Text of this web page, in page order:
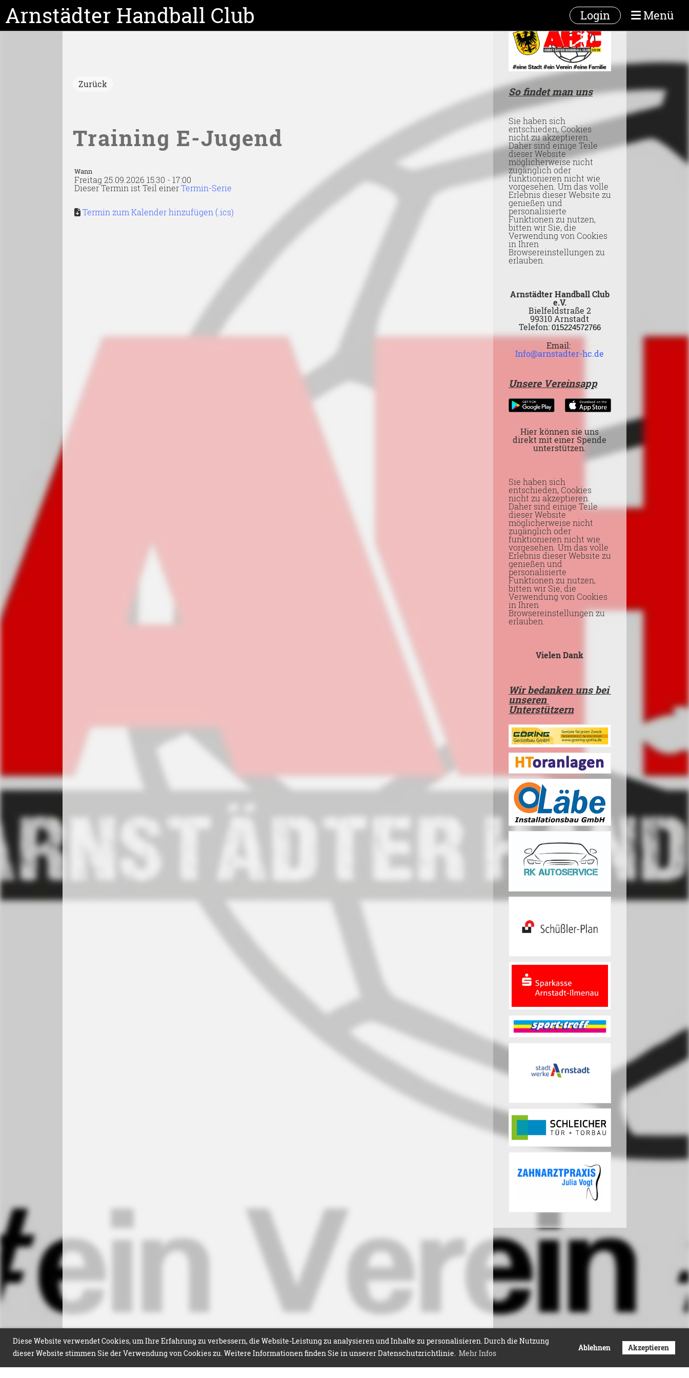
Diese Website verwendet Cookies, um Ihre Erfahrung zu verbessern, die Website-Leistung zu analysieren und Inhalte zu personalisieren. Durch die Nutzung
dieser Website stimmen Sie der Verwendung von Cookies zu. Weitere Informationen finden Sie in unserer Datenschutzrichtlinie. Mehr Infos
Ablehnen Akzeptieren
Arnstädter Handball Club Login Menü
Zurück
Training E-Jugend
Wann
Freitag 25.09.2026 15:30 - 17:00
Dieser Termin ist Teil einerTermin-Serie
Termin zum Kalender hinzufügen (.ics)
So findet man uns
Sie haben sich
entschieden, Cookies
nicht zu akzeptieren.
Daher sind einige Teile
dieser Website
möglicherweise nicht
zugänglich oder
funktionieren nicht wie
vorgesehen. Um das volle
Erlebnis dieser Website zu
genießen und
personalisierte
Funktionen zu nutzen,
bitten wir Sie, die
Verwendung von Cookies
in Ihren
Browsereinstellungen zu
erlauben.
Arnstädter Handball Club
e.V.
Bielfeldstraße 2
99310 Arnstadt
Telefon: 015224572766
Email:
Info@arnstadter-hc.de
Unsere Vereinsapp
Hier können sie uns
direkt mit einer Spende
unterstützen.
Sie haben sich
entschieden, Cookies
nicht zu akzeptieren.
Daher sind einige Teile
dieser Website
möglicherweise nicht
zugänglich oder
funktionieren nicht wie
vorgesehen. Um das volle
Erlebnis dieser Website zu
genießen und
personalisierte
Funktionen zu nutzen,
bitten wir Sie, die
Verwendung von Cookies
in Ihren
Browsereinstellungen zu
erlauben.
Vielen Dank
Wir bedanken uns bei
unseren
Unterstützern